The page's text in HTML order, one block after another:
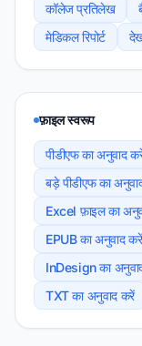
कॉलेज प्रतिलेख
मेडिकल रिपोर्ट
फ़ाइल स्वरूप
पीडीएफ का अनुवाद
बड़े पीडीएफ का
Excel फ़ाइल का
EPUB का अनुवाद करें
InDesign का
TXT का अनुवाद करें